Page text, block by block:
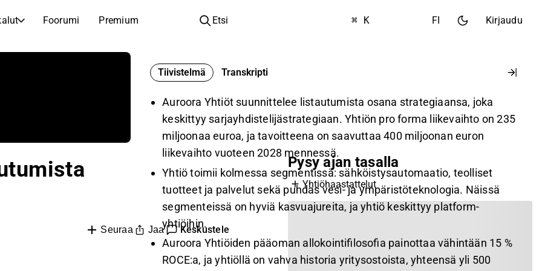
Foorumi Premium
Uudet listautumiset ja tulevat pörssiannit
Yhtiökokousten päivämäärät ja osakkeenomistajatiedot
Sijoitustietoa jokaiselle tasolle, ensiaskeleista edistyneisiin salkkustrategioihin.
Etsi ⌘ K FI Kirjaudu
Tiivistelmä Transkripti
Auroora Yhtiöt suunnittelee listautumista osana strategiaansa, joka
keskittyy sarjayhdistelijästrategiaan. Yhtiön pro forma liikevaihto on 235
miljoonaa euroa, ja tavoitteena on saavuttaa 400 miljoonan euron
liikevaihto vuoteen 2028 mennessä.
Yhtiö toimii kolmessa segmentissä: sähköistysautomaatio, teolliset
tuotteet ja palvelut sekä puhdas vesi- ja ympäristöteknologia. Näissä
segmenteissä on hyviä kasvuajureita, ja yhtiö keskittyy platform-
yhtiöihin.
Auroora Yhtiöiden pääoman allokointifilosofia painottaa vähintään 15 %
ROCE:a, ja yhtiöllä on vahva historia yritysostoista, yhteensä yli 500
Seuraa Jaa Keskustele
Pysy ajan tasalla
Yhtiöhaastattelut